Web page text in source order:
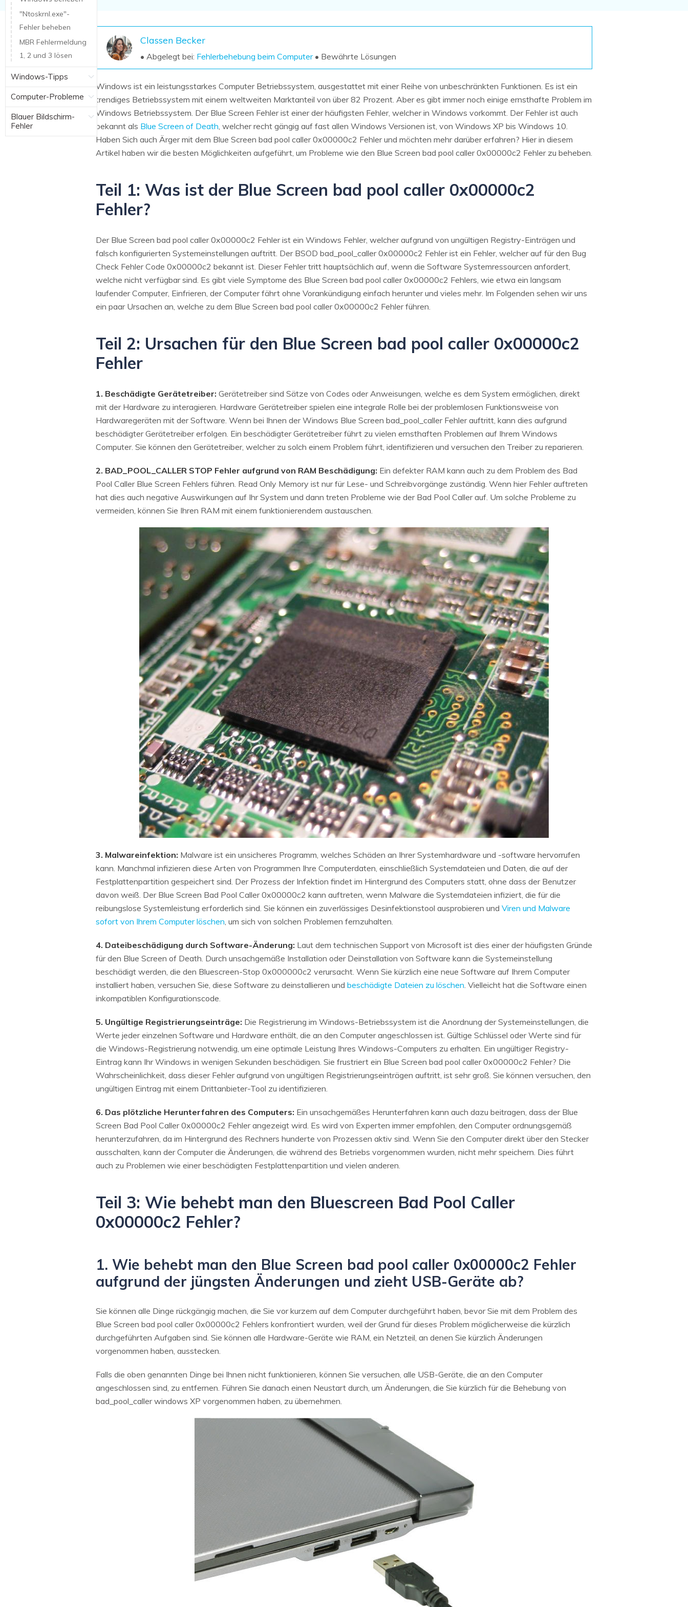
Mac-Papierkorb-Wiederherstellung
Neu
Email-
Wiederherstellung
PDF-
Wiederherstellung
Datenrettung
Neu
Werkseinstellung
ALLE FUNKTIONEN ENTDECKEN
Classen Becker
• Abgelegt bei: Fehlerbehebung beim Computer• Bewährte Lösungen
Windows ist ein leistungsstarkes Computer Betriebssystem, ausgestattet mit einer Reihe von unbeschränkten Funktionen. Es ist ein
trendiges Betriebssystem mit einem weltweiten Marktanteil von über 82 Prozent. Aber es gibt immer noch einige ernsthafte Problem im
Windows Betriebssystem. Der Blue Screen Fehler ist einer der häufigsten Fehler, welcher in Windows vorkommt. Der Fehler ist auch
bekannt als Blue Screen of Death, welcher recht gängig auf fast allen Windows Versionen ist, von Windows XP bis Windows 10.
Haben Sich auch Ärger mit dem Blue Screen bad pool caller 0x00000c2 Fehler und möchten mehr darüber erfahren? Hier in diesem
Artikel haben wir die besten Möglichkeiten aufgeführt, um Probleme wie den Blue Screen bad pool caller 0x00000c2 Fehler zu beheben.
Teil 1: Was ist der Blue Screen bad pool caller 0x00000c2
Fehler?
Der Blue Screen bad pool caller 0x00000c2 Fehler ist ein Windows Fehler, welcher aufgrund von ungültigen Registry-Einträgen und
falsch konfigurierten Systemeinstellungen auftritt. Der BSOD bad_pool_caller 0x00000c2 Fehler ist ein Fehler, welcher auf für den Bug
Check Fehler Code 0x00000c2 bekannt ist. Dieser Fehler tritt hauptsächlich auf, wenn die Software Systemressourcen anfordert,
welche nicht verfügbar sind. Es gibt viele Symptome des Blue Screen bad pool caller 0x00000c2 Fehlers, wie etwa ein langsam
laufender Computer, Einfrieren, der Computer fährt ohne Vorankündigung einfach herunter und vieles mehr. Im Folgenden sehen wir uns
ein paar Ursachen an, welche zu dem Blue Screen bad pool caller 0x00000c2 Fehler führen.
Teil 2: Ursachen für den Blue Screen bad pool caller 0x00000c2
Fehler
1. Beschädigte Gerätetreiber: Gerätetreiber sind Sätze von Codes oder Anweisungen, welche es dem System ermöglichen, direkt
mit der Hardware zu interagieren. Hardware Gerätetreiber spielen eine integrale Rolle bei der problemlosen Funktionsweise von
Hardwaregeräten mit der Software. Wenn bei Ihnen der Windows Blue Screen bad_pool_caller Fehler auftritt, kann dies aufgrund
beschädigter Gerätetreiber erfolgen. Ein beschädigter Gerätetreiber führt zu vielen ernsthaften Problemen auf Ihrem Windows
Computer. Sie können den Gerätetreiber, welcher zu solch einem Problem führt, identifizieren und versuchen den Treiber zu reparieren.
2. BAD_POOL_CALLER STOP Fehler aufgrund von RAM Beschädigung: Ein defekter RAM kann auch zu dem Problem des Bad
Pool Caller Blue Screen Fehlers führen. Read Only Memory ist nur für Lese- und Schreibvorgänge zuständig. Wenn hier Fehler auftreten
hat dies auch negative Auswirkungen auf Ihr System und dann treten Probleme wie der Bad Pool Caller auf. Um solche Probleme zu
vermeiden, können Sie Ihren RAM mit einem funktionierendem austauschen.
3. Malwareinfektion: Malware ist ein unsicheres Programm, welches Schäden an Ihrer Systemhardware und -software hervorrufen
kann. Manchmal infizieren diese Arten von Programmen Ihre Computerdaten, einschließlich Systemdateien und Daten, die auf der
Festplattenpartition gespeichert sind. Der Prozess der Infektion findet im Hintergrund des Computers statt, ohne dass der Benutzer
davon weiß. Der Blue Screen Bad Pool Caller 0x00000c2 kann auftreten, wenn Malware die Systemdateien infiziert, die für die
reibungslose Systemleistung erforderlich sind. Sie können ein zuverlässiges Desinfektionstool ausprobieren und Viren und Malware
sofort von Ihrem Computer löschen, um sich von solchen Problemen fernzuhalten.
4. Dateibeschädigung durch Software-Änderung: Laut dem technischen Support von Microsoft ist dies einer der häufigsten Gründe
für den Blue Screen of Death. Durch unsachgemäße Installation oder Deinstallation von Software kann die Systemeinstellung
beschädigt werden, die den Bluescreen-Stop 0x000000c2 verursacht. Wenn Sie kürzlich eine neue Software auf Ihrem Computer
installiert haben, versuchen Sie, diese Software zu deinstallieren und beschädigte Dateien zu löschen. Vielleicht hat die Software einen
inkompatiblen Konfigurationscode.
5. Ungültige Registrierungseinträge: Die Registrierung im Windows-Betriebssystem ist die Anordnung der Systemeinstellungen, die
Werte jeder einzelnen Software und Hardware enthält, die an den Computer angeschlossen ist. Gültige Schlüssel oder Werte sind für
die Windows-Registrierung notwendig, um eine optimale Leistung Ihres Windows-Computers zu erhalten. Ein ungültiger Registry-
Eintrag kann Ihr Windows in wenigen Sekunden beschädigen. Sie frustriert ein Blue Screen bad pool caller 0x00000c2 Fehler? Die
Wahrscheinlichkeit, dass dieser Fehler aufgrund von ungültigen Registrierungseinträgen auftritt, ist sehr groß. Sie können versuchen, den
ungültigen Eintrag mit einem Drittanbieter-Tool zu identifizieren.
6. Das plötzliche Herunterfahren des Computers: Ein unsachgemäßes Herunterfahren kann auch dazu beitragen, dass der Blue
Screen Bad Pool Caller 0x00000c2 Fehler angezeigt wird. Es wird von Experten immer empfohlen, den Computer ordnungsgemäß
herunterzufahren, da im Hintergrund des Rechners hunderte von Prozessen aktiv sind. Wenn Sie den Computer direkt über den Stecker
ausschalten, kann der Computer die Änderungen, die während des Betriebs vorgenommen wurden, nicht mehr speichern. Dies führt
auch zu Problemen wie einer beschädigten Festplattenpartition und vielen anderen.
Teil 3: Wie behebt man den Bluescreen Bad Pool Caller
0x00000c2 Fehler?
1. Wie behebt man den Blue Screen bad pool caller 0x00000c2 Fehler
aufgrund der jüngsten Änderungen und zieht USB-Geräte ab?
Sie können alle Dinge rückgängig machen, die Sie vor kurzem auf dem Computer durchgeführt haben, bevor Sie mit dem Problem des
Blue Screen bad pool caller 0x00000c2 Fehlers konfrontiert wurden, weil der Grund für dieses Problem möglicherweise die kürzlich
durchgeführten Aufgaben sind. Sie können alle Hardware-Geräte wie RAM, ein Netzteil, an denen Sie kürzlich Änderungen
vorgenommen haben, ausstecken.
Falls die oben genannten Dinge bei Ihnen nicht funktionieren, können Sie versuchen, alle USB-Geräte, die an den Computer
angeschlossen sind, zu entfernen. Führen Sie danach einen Neustart durch, um Änderungen, die Sie kürzlich für die Behebung von
bad_pool_caller windows XP vorgenommen haben, zu übernehmen.
"Ntoskrnl.exe"-
Fehler beheben
MBR Fehlermeldung
1, 2 und 3 lösen
Windows-Tipps
Computer-Probleme
Blauer Bildschirm-
Fehler